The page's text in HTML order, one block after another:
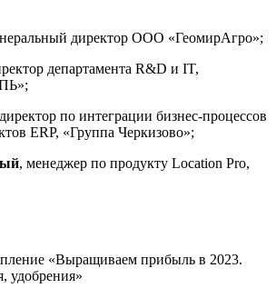
директор ООО «ГеомирАгро»;
департамента R&D и IT,
по интеграции бизнес-процессов
ERP, «Группа Черкизово»;
, менеджер по продукту Location Pro,
«Выращиваем прибыль в 2023.
удобрения»